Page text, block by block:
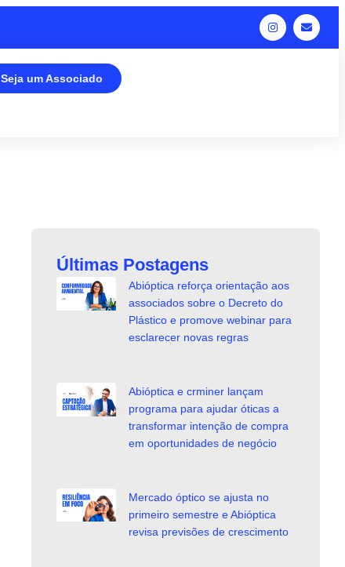
Seja um Associado
Últimas Postagens
Abióptica reforça orientação aos
associados sobre o Decreto do
Plástico e promove webinar para
esclarecer novas regras
Abióptica e crminer lançam
programa para ajudar óticas a
transformar intenção de compra
em oportunidades de negócio
Mercado óptico se ajusta no
primeiro semestre e Abióptica
revisa previsões de crescimento